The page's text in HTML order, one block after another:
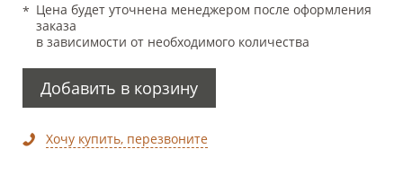
Цена будет уточнена менеджером после оформления
заказа
в зависимости от необходимого количества
Добавить в корзину
Хочу купить, перезвоните